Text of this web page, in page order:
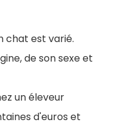
chat est varié.
de son sexe et
un éleveur
d'euros et